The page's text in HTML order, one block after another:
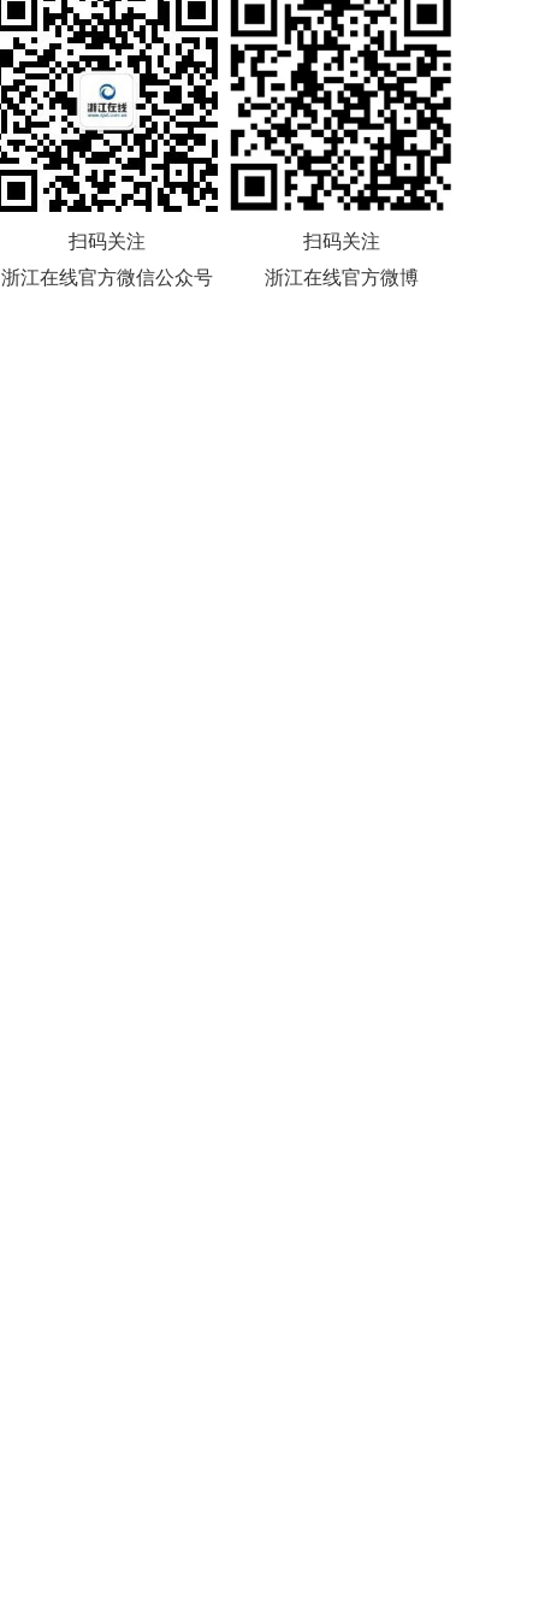
扫码关注
浙江在线官方微信公众号
扫码关注
浙江在线官方微博